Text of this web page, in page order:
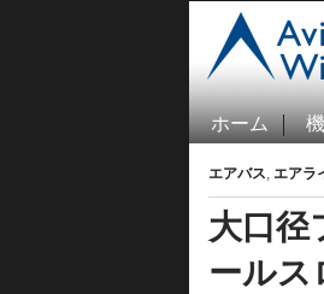
ホーム
エアバス, エアラ
大口
ールス